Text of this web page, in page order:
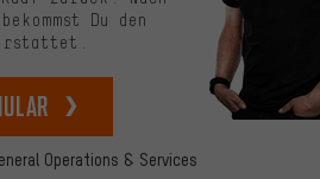
Operations & Services
Du den